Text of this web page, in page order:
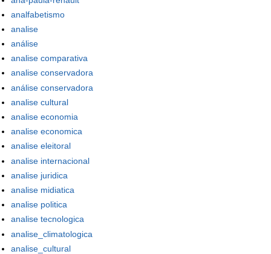
analfabetismo
analise
análise
analise comparativa
analise conservadora
análise conservadora
analise cultural
analise economia
analise economica
analise eleitoral
analise internacional
analise juridica
analise midiatica
analise politica
analise tecnologica
analise_climatologica
analise_cultural